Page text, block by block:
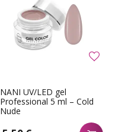
NANI UV/LED gel
Professional 5 ml – Cold
Nude